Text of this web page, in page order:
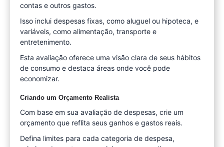
contas e outros gastos.
Isso inclui despesas fixas, como aluguel ou hipoteca, e
variáveis, como alimentação, transporte e
entretenimento.
Esta avaliação oferece uma visão clara de seus hábitos
de consumo e destaca áreas onde você pode
economizar.
Criando um Orçamento Realista
Com base em sua avaliação de despesas, crie um
orçamento que reflita seus ganhos e gastos reais.
Defina limites para cada categoria de despesa,